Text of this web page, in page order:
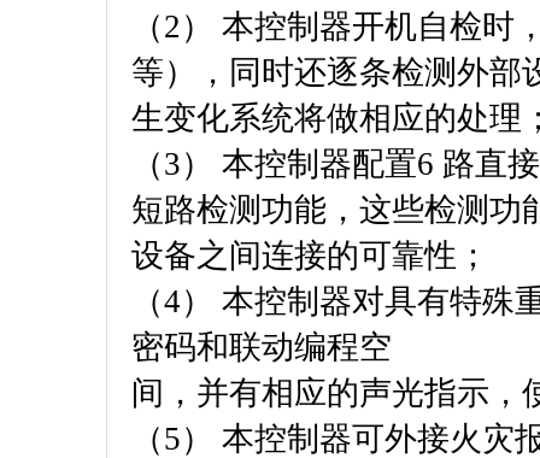
（2） 本控制器开机自检
等），同时还逐条检测外部
生变化系统将做相应的处理
（3） 本控制器配置6 路直
短路检测功能，这些检测功
设备之间连接的可靠性；
（4） 本控制器对具有特
密码和联动编程空
间，并有相应的声光指示，
（5） 本控制器可外接火